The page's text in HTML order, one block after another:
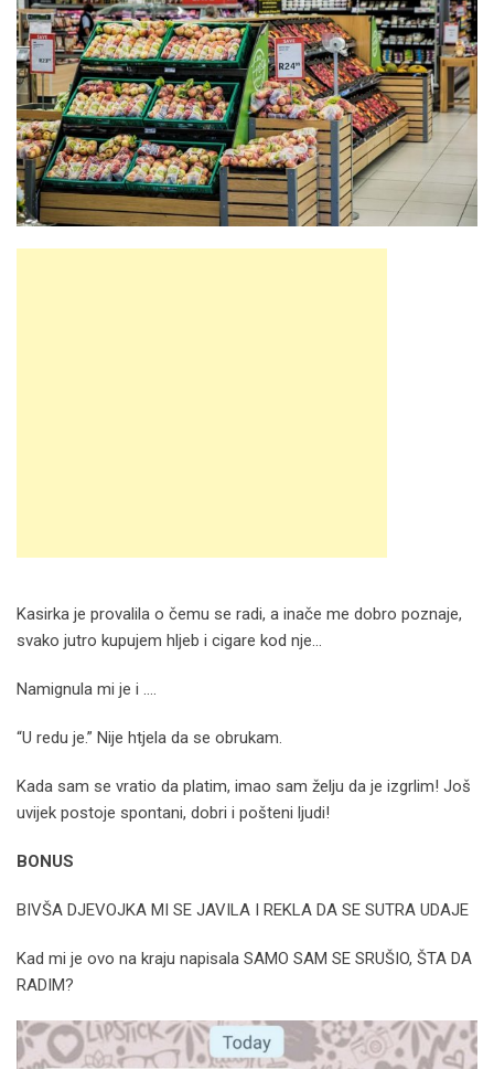
Kasirka je provalila o čemu se radi, a inače me dobro poznaje,
svako jutro kupujem hljeb i cigare kod nje…
Namignula mi je i ….
“U redu je.” Nije htjela da se obrukam.
Kada sam se vratio da platim, imao sam želju da je izgrlim! Još
uvijek postoje spontani, dobri i pošteni ljudi!
BONUS
BIVŠA DJEVOJKA MI SE JAVILA I REKLA DA SE SUTRA UDAJE
Kad mi je ovo na kraju napisala SAMO SAM SE SRUŠIO, ŠTA DA
RADIM?